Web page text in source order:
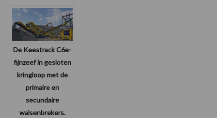
De Keestrack C6e-
fijnzeef in gesloten
kringloop met de
primaire en
secundaire
walsenbrekers.